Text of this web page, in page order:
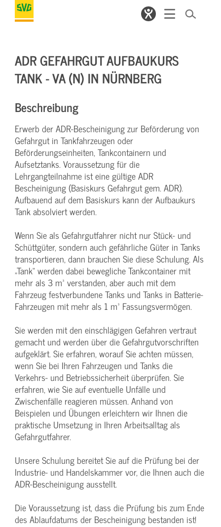
ADR GEFAHRGUT AUFBAUKURS
TANK - VA (N) IN NÜRNBERG
Beschreibung
Erwerb der ADR-Bescheinigung zur Beförderung von
Gefahrgut in Tankfahrzeugen oder
Beförderungseinheiten, Tankcontainern und
Aufsetztanks. Voraussetzung für die
Lehrgangteilnahme ist eine gültige ADR
Bescheinigung (Basiskurs Gefahrgut gem. ADR).
Aufbauend auf dem Basiskurs kann der Aufbaukurs
Tank absolviert werden.
Wenn Sie als Gefahrgutfahrer nicht nur Stück- und
Schüttgüter, sondern auch gefährliche Güter in Tanks
transportieren, dann brauchen Sie diese Schulung. Als
„Tank“ werden dabei bewegliche Tankcontainer mit
mehr als 3 m³ verstanden, aber auch mit dem
Fahrzeug festverbundene Tanks und Tanks in Batterie-
Fahrzeugen mit mehr als 1 m³ Fassungsvermögen.
Sie werden mit den einschlägigen Gefahren vertraut
gemacht und werden über die Gefahrgutvorschriften
aufgeklärt. Sie erfahren, worauf Sie achten müssen,
wenn Sie bei Ihren Fahrzeugen und Tanks die
Verkehrs- und Betriebssicherheit überprüfen. Sie
erfahren, wie Sie auf eventuelle Unfälle und
Zwischenfälle reagieren müssen. Anhand von
Beispielen und Übungen erleichtern wir Ihnen die
praktische Umsetzung in Ihren Arbeitsalltag als
Gefahrgutfahrer.
Unsere Schulung bereitet Sie auf die Prüfung bei der
Industrie- und Handelskammer vor, die Ihnen auch die
ADR-Bescheinigung ausstellt.
Die Voraussetzung ist, dass die Prüfung bis zum Ende
des Ablaufdatums der Bescheinigung bestanden ist!